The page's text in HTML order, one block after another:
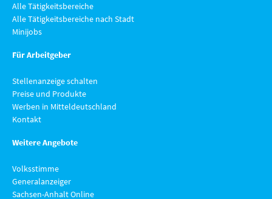
Alle Tätigkeitsbereiche
Alle Tätigkeitsbereiche nach Stadt
Minijobs
Für Arbeitgeber
Stellenanzeige schalten
Preise und Produkte
Werben in Mitteldeutschland
Kontakt
Weitere Angebote
Volksstimme
Generalanzeiger
Sachsen-Anhalt Online